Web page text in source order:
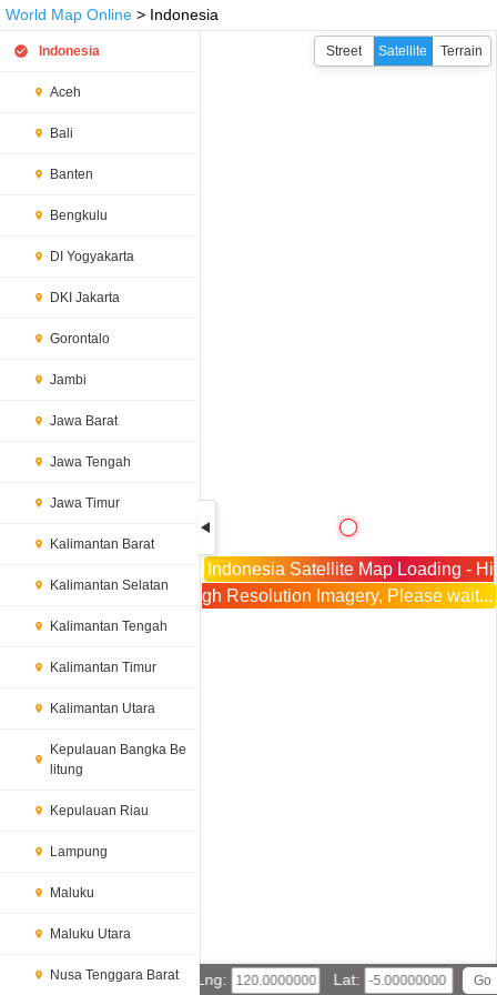
World Map Online > Indonesia
Indonesia
Aceh
Bali
Banten
Bengkulu
DI Yogyakarta
DKI Jakarta
Gorontalo
Jambi
Jawa Barat
Jawa Tengah
Jawa Timur
Kalimantan Barat
Kalimantan Selatan
Kalimantan Tengah
Kalimantan Timur
Kalimantan Utara
Kepulauan Bangka Be
litung
Kepulauan Riau
Lampung
Maluku
Maluku Utara
Nusa Tenggara Barat
Indonesia Satellite Map Loading - Hi
gh Resolution Imagery, Please wait...
Lng: Lat:
Street Satellite Terrain